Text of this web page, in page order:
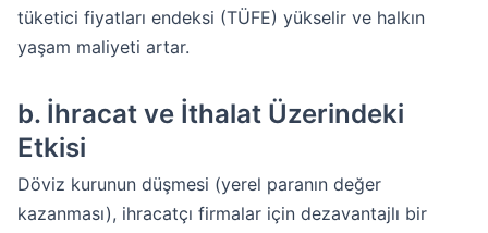
tüketici fiyatları endeksi (TÜFE) yükselir ve halkın
yaşam maliyeti artar.
b. İhracat ve İthalat Üzerindeki
Etkisi
Döviz kurunun düşmesi (yerel paranın değer
kazanması), ihracatçı firmalar için dezavantajlı bir